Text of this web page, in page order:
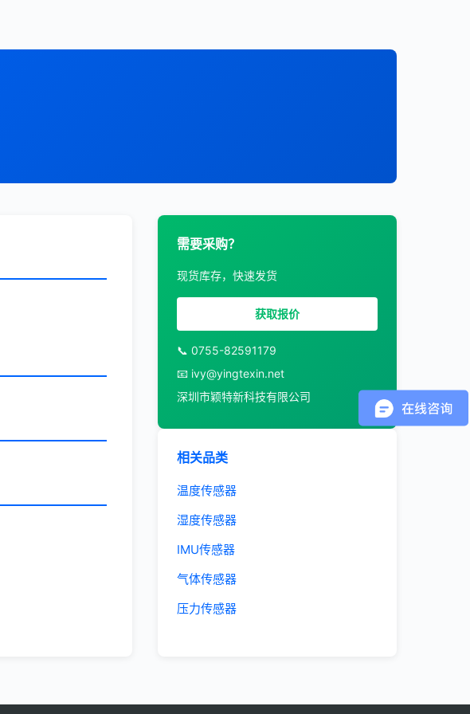
需要采购？
现货库存，快速发货
获取报价
📞 0755-82591179
📧 ivy@yingtexin.net
深圳市颖特新科技有限公司
相关品类
温度传感器
湿度传感器
IMU传感器
气体传感器
压力传感器